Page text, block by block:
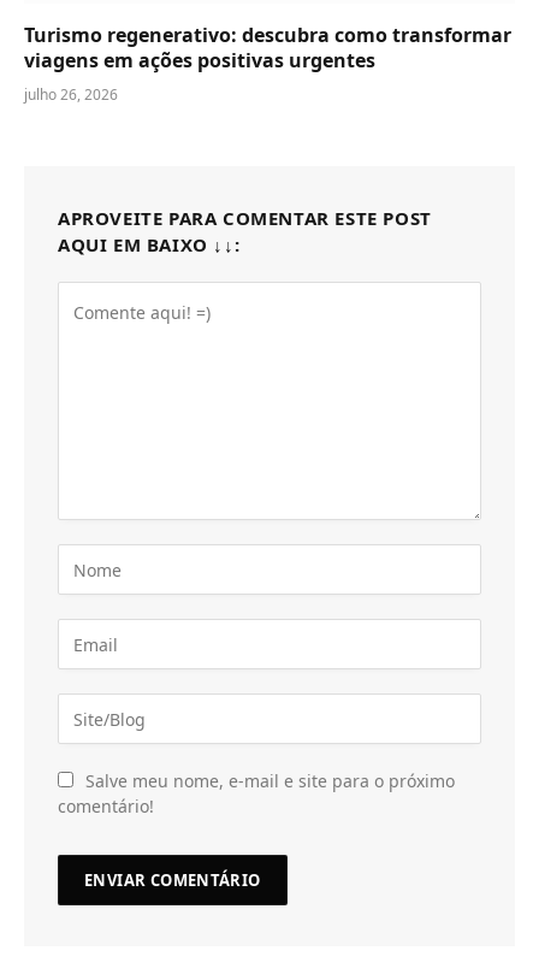
Turismo regenerativo: descubra como transformar
viagens em ações positivas urgentes
julho 26, 2026
APROVEITE PARA COMENTAR ESTE POST
AQUI EM BAIXO ↓↓:
Salve meu nome, e-mail e site para o próximo
comentário!